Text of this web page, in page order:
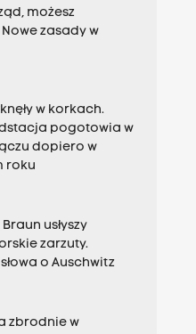
możesz
zasady w
w korkach.
pogotowia w
dopiero w
roku
usłyszy
zarzuty.
o Auschwitz
zbrodnie w